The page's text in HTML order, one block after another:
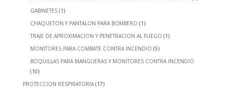
GABINETES (1)
CHAQUETON Y PANTALON PARA BOMBERO (1)
TRAJE DE APROXIMACION Y PENETRACION AL FUEGO (1)
MONITORES PARA COMBATE CONTRA INCENDIO (5)
BOQUILLAS PARA MANGUERAS Y MONITORES CONTRA INCENDIO
(10)
PROTECCION RESPIRATORIA (17)